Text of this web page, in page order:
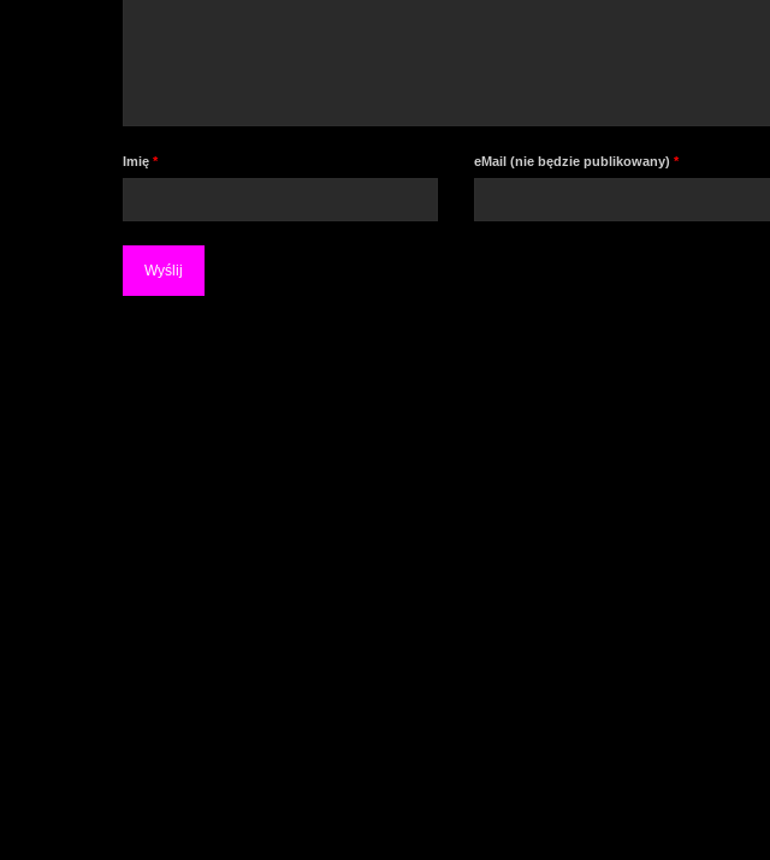
Imię * eMail (nie będzie publikowany)*